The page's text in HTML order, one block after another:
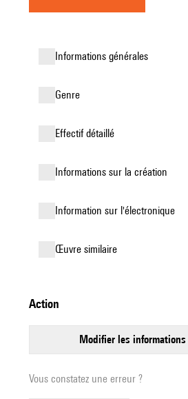
informations générales
genre
effectif détaillé
informations sur la création
Information sur l'électronique
œuvre similaire
action
modifier les informations
Vous constatez une erreur ?